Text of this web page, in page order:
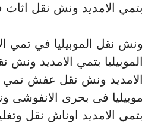
بتمي الامديد ونش نقل
ونش نقل الموبيليا في تمي
الموبيليا بتمي الامديد
الامديد ونش نقل عفش تمي
موبيليا فى بحرى الانفوشى
بتمي الامديد اوناش نقل